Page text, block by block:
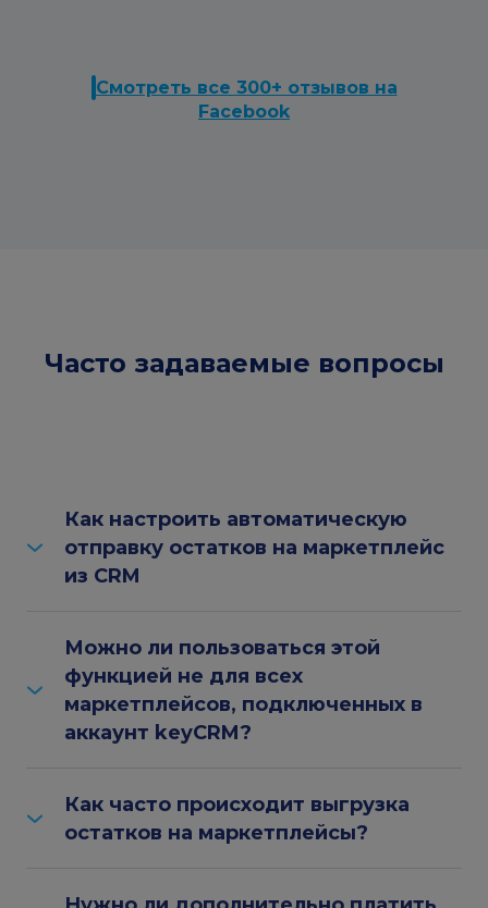
Смотреть все 300+ отзывов на
Facebook
Часто задаваемые вопросы
Как настроить автоматическую
отправку остатков на маркетплейс
из CRM
для автоматизации онлайн торговли
KeyCRM (будут приходить заказы)
2. Внастройках складавыделить маркетплейсы,
которым нужно получать остатки из KeyCRM.
Можно ли пользоваться этой
функцией не для всех
маркетплейсов, подключенных в
аккаунт keyCRM?
Как часто происходит выгрузка
остатков на маркетплейсы?